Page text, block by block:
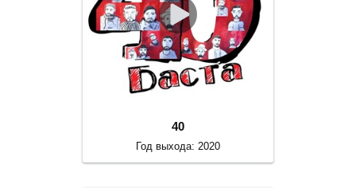
40
Год выхода: 2020